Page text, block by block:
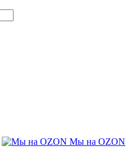
Мы на OZON